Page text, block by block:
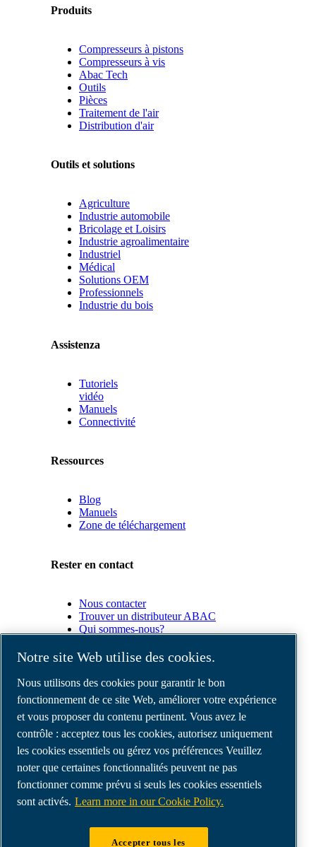
Produits
Compresseurs à pistons
Compresseurs à vis
Abac Tech
Outils
Pièces
Traitement de l'air
Distribution d'air
Outils et solutions
Agriculture
Industrie automobile
Bricolage et Loisirs
Industrie agroalimentaire
Industriel
Médical
Solutions OEM
Professionnels
Industrie du bois
Assistenza
Tutoriels
vidéo
Manuels
Connectivité
Ressources
Blog
Manuels
Zone de téléchargement
Rester en contact
Nous contacter
Trouver un distributeur ABAC
Qui sommes-nous?
Partenaires
Espace
Partenaires
commerciaux
E-
Connect
2.0
Portal
Notre site Web utilise des cookies.
Nous utilisons des cookies pour garantir le bon
fonctionnement de ce site Web, améliorer votre expérience
et vous proposer du contenu pertinent. Vous avez le
contrôle : acceptez tous les cookies, autorisez uniquement
les cookies essentiels ou gérez vos préférences Veuillez
noter que certaines fonctionnalités peuvent ne pas
fonctionner comme prévu si seuls les cookies essentiels
sont activés. Learn more in our Cookie Policy.
Accepter tous les